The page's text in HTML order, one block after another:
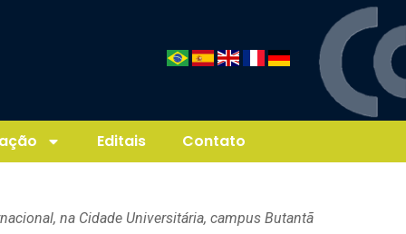
Editais Contato
na Cidade Universitária, campus Butantã